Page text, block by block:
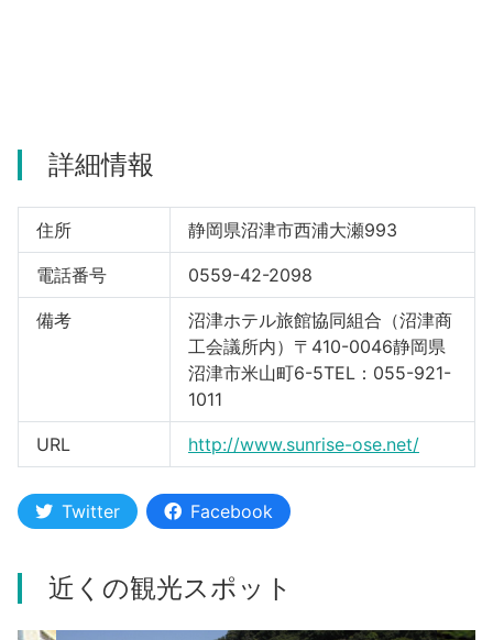
河津町
詳細情報
住所 静岡県沼津市西浦大瀬993
電話番号 0559-42-2098
備考
沼津ホテル旅館協同組合（沼津商
工会議所内）〒410-0046静岡県
沼津市米山町6-5TEL：055-921-
1011
URL http://www.sunrise-ose.net/
Twitter Facebook
近くの観光スポット